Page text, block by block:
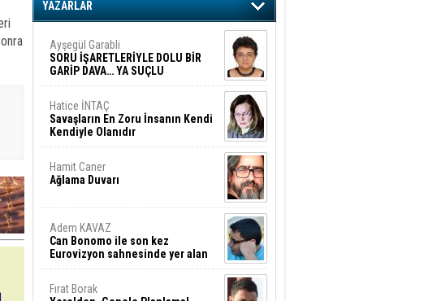
YAZARLAR
Ayşegül Garabli
SORU İŞARETLERİYLE DOLU BİR
GARİP DAVA… YA SUÇLU
DEĞİLSE???
Hatice İNTAÇ
Savaşların En Zoru İnsanın Kendi
Kendiyle Olanıdır
Hamit Caner
Ağlama Duvarı
Adem KAVAZ
Can Bonomo ile son kez
Eurovizyon sahnesinde yer alan
Türkiye 10 yıl aradan sonra
Fırat Borak